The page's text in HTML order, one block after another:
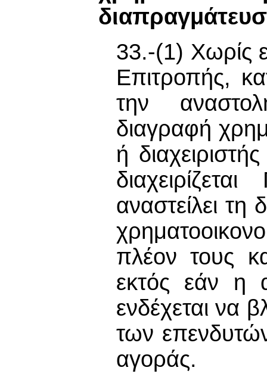
33.-(1) Χωρίς
Επιτροπής,
την
διαγραφή
ή
αναστείλει
πλέον τους
εκτός εάν η
ενδέχεται να
των
αγοράς.